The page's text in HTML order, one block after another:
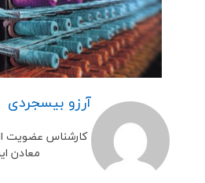
آرزو بیسجردی
کارشناس عضویت
معادن